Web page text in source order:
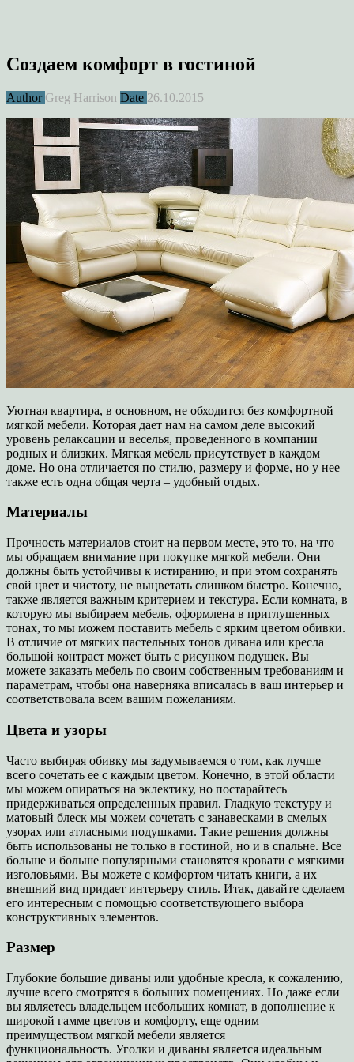
Создаем комфорт в гостиной
Author Greg Harrison Date 26.10.2015
Уютная квартира, в основном, не обходится без комфортной
мягкой мебели. Которая дает нам на самом деле высокий
уровень релаксации и веселья, проведенного в компании
родных и близких. Мягкая мебель присутствует в каждом
доме. Но она отличается по стилю, размеру и форме, но у нее
также есть одна общая черта – удобный отдых.
Материалы
Прочность материалов стоит на первом месте, это то, на что
мы обращаем внимание при покупке мягкой мебели. Они
должны быть устойчивы к истиранию, и при этом сохранять
свой цвет и чистоту, не выцветать слишком быстро. Конечно,
также является важным критерием и текстура. Если комната, в
которую мы выбираем мебель, оформлена в приглушенных
тонах, то мы можем поставить мебель с ярким цветом обивки.
В отличие от мягких пастельных тонов дивана или кресла
большой контраст может быть с рисунком подушек. Вы
можете заказать мебель по своим собственным требованиям и
параметрам, чтобы она наверняка вписалась в ваш интерьер и
соответствовала всем вашим пожеланиям.
Цвета и узоры
Часто выбирая обивку мы задумываемся о том, как лучше
всего сочетать ее с каждым цветом. Конечно, в этой области
мы можем опираться на эклектику, но постарайтесь
придерживаться определенных правил. Гладкую текстуру и
матовый блеск мы можем сочетать с занавесками в смелых
узорах или атласными подушками. Такие решения должны
быть использованы не только в гостиной, но и в спальне. Все
больше и больше популярными становятся кровати с мягкими
изголовьями. Вы можете с комфортом читать книги, а их
внешний вид придает интерьеру стиль. Итак, давайте сделаем
его интересным с помощью соответствующего выбора
конструктивных элементов.
Размер
Глубокие большие диваны или удобные кресла, к сожалению,
лучше всего смотрятся в больших помещениях. Но даже если
вы являетесь владельцем небольших комнат, в дополнение к
широкой гамме цветов и комфорту, еще одним
преимуществом мягкой мебели является
функциональность. Уголки и диваны является идеальным